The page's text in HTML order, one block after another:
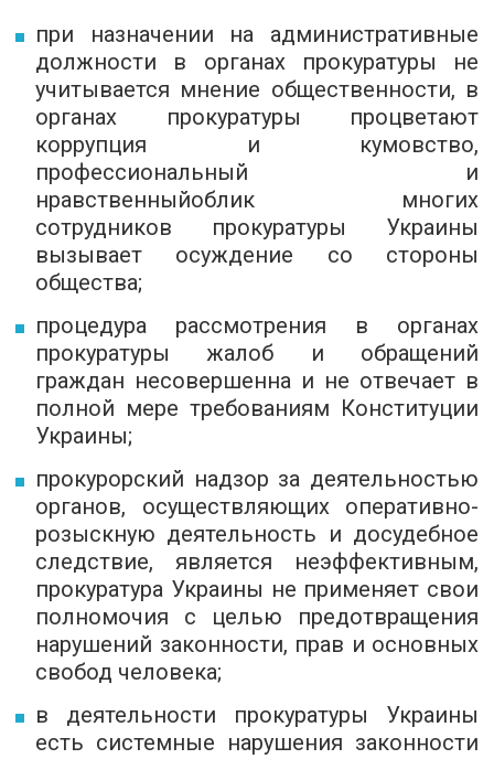
при назначении на административные
должности в органах прокуратуры не
учитывается мнение общественности, в
органах прокуратуры процветают
коррупция и кумовство,
профессиональный и
нравственныйоблик многих
сотрудников прокуратуры Украины
вызывает осуждение со стороны
общества;
процедура рассмотрения в органах
прокуратуры жалоб и обращений
граждан несовершенна и не отвечает в
полной мере требованиям Конституции
Украины;
прокурорский надзор за деятельностью
органов, осуществляющих оперативно-
розыскную деятельность и досудебное
следствие, является неэффективным,
прокуратура Украины не применяет свои
полномочия с целью предотвращения
нарушений законности, прав и основных
свобод человека;
в деятельности прокуратуры Украины
есть системные нарушения законности